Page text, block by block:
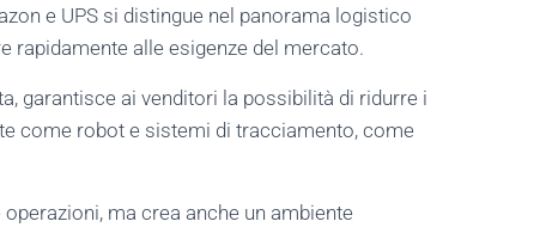
e UPS si distingue nel panorama logistico
rapidamente alle esigenze del mercato.
garantisce ai venditori la possibilità di ridurre i
come robot e sistemi di tracciamento, come
ma crea anche un ambiente